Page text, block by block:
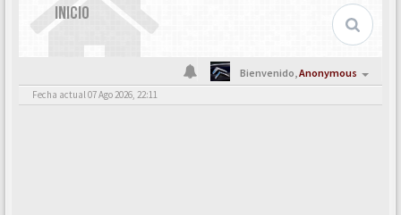
INICIO
Bienvenido,Anonymous
Fecha actual 07 Ago 2026, 22:11